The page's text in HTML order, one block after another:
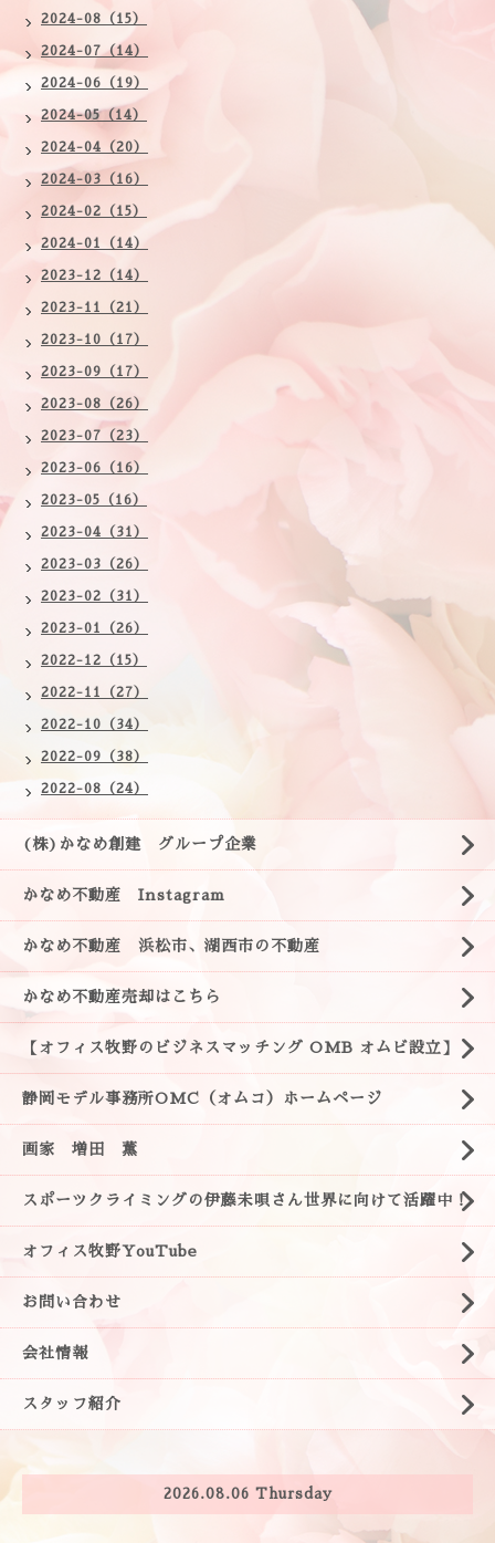
2024-08（15）
2024-07（14）
2024-06（19）
2024-05（14）
2024-04（20）
2024-03（16）
2024-02（15）
2024-01（14）
2023-12（14）
2023-11（21）
2023-10（17）
2023-09（17）
2023-08（26）
2023-07（23）
2023-06（16）
2023-05（16）
2023-04（31）
2023-03（26）
2023-02（31）
2023-01（26）
2022-12（15）
2022-11（27）
2022-10（34）
2022-09（38）
2022-08（24）
(株)かなめ創建 グループ企業
かなめ不動産 Instagram
かなめ不動産 浜松市、湖西市の不動産
かなめ不動産売却はこちら
【オフィス牧野のビジネスマッチング OMB オムビ設立】
静岡モデル事務所OMC（オムコ）ホームページ
画家 増田 薫
スポーツクライミングの伊藤未唄さん世界に向けて活躍中！
オフィス牧野YouTube
お問い合わせ
会社情報
スタッフ紹介
2026.08.06 Thursday